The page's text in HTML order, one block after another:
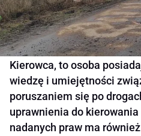
Kierowca, to osoba
wiedzę i umiejętności
poruszaniem się po
uprawnienia do
nadanych praw ma